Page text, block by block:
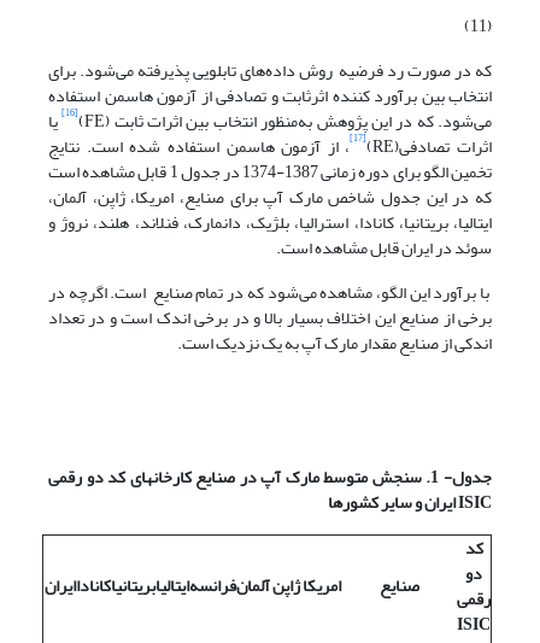
(11)
که در صورت رد فرضیه روش داده‌های تابلویی پذیرفته می‌شود. برای
انتخاب بین برآورد کننده اثرثابت و تصادفی از آزمون هاسمن استفاده
می‌شود. که در این پژوهش به‌منظور انتخاب بین اثرات ثابت (FE) [16] یا
اثرات تصادفی(RE) [17] ، از آزمون هاسمن استفاده شده است. نتایج
تخمین الگو برای دوره زمانی 1387-1374 در جدول 1 قابل مشاهده است
که در این جدول شاخص مارک آپ برای صنایع، امریکا، ژاپن، آلمان،
ایتالیا، بریتانیا، کانادا، استرالیا، بلژیک، دانمارک، فنلاند، هلند، نروژ و
سوئد در ایران قابل مشاهده است.
با برآورد این الگو، مشاهده می‌شود که در تمام صنایع است. اگرچه در
برخی از صنایع این اختلاف بسیار بالا و در برخی اندک است و در تعداد
اندکی از صنایع مقدار مارک آپ به یک نزدیک است.
جدول-1. سنجش متوسط مارک آپ در صنایع کارخانه­ای کد دو رقمی
ISICایران و سایر کشورها
کد
دو
رقمی
ISIC
صنایع امریکاژاپنآلمانفرانسهایتالیابریتانیاکاناداایران